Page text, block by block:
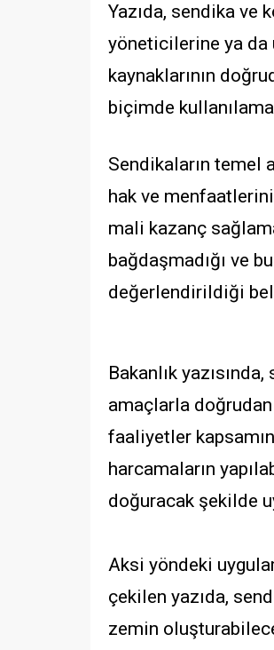
Yazıda, sendika ve
yöneticilerine ya da
kaynaklarının
biçimde
Sendikaların temel
hak ve
mali kazanç
bağdaşmadığı ve
değerlendirildiği
Bakanlık
amaçlarla
faaliyetler
harcamaların
doğuracak şekilde
Aksi yöndeki
çekilen yazıda,
zemin